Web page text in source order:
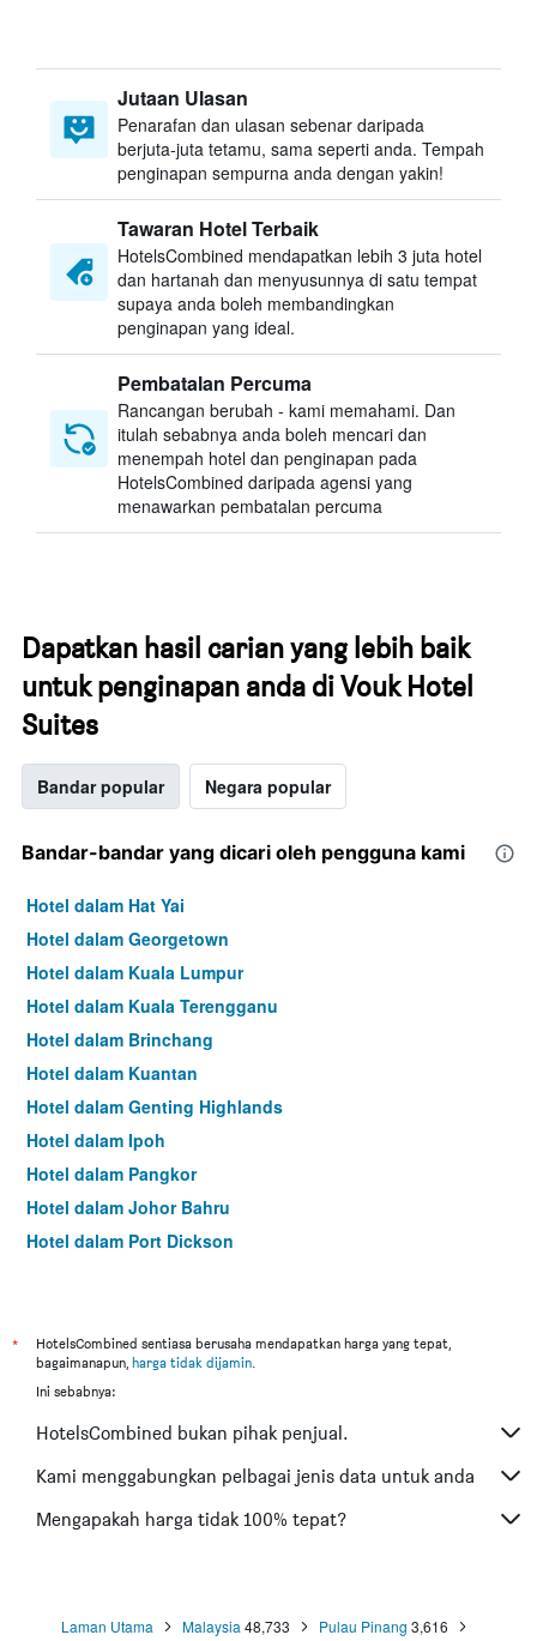
Jutaan Ulasan
Penarafan dan ulasan sebenar daripada
berjuta-juta tetamu, sama seperti anda. Tempah
penginapan sempurna anda dengan yakin!
Tawaran Hotel Terbaik
HotelsCombined mendapatkan lebih 3 juta hotel
dan hartanah dan menyusunnya di satu tempat
supaya anda boleh membandingkan
penginapan yang ideal.
Pembatalan Percuma
Rancangan berubah - kami memahami. Dan
itulah sebabnya anda boleh mencari dan
menempah hotel dan penginapan pada
HotelsCombined daripada agensi yang
menawarkan pembatalan percuma
Dapatkan hasil carian yang lebih baik
untuk penginapan anda di Vouk Hotel
Suites
Bandar popular Negara popular
Bandar-bandar yang dicari oleh pengguna kami
Hotel dalam Hat Yai
Hotel dalam Georgetown
Hotel dalam Kuala Lumpur
Hotel dalam Kuala Terengganu
Hotel dalam Brinchang
Hotel dalam Kuantan
Hotel dalam Genting Highlands
Hotel dalam Ipoh
Hotel dalam Pangkor
Hotel dalam Johor Bahru
Hotel dalam Port Dickson
*
HotelsCombined sentiasa berusaha mendapatkan harga yang tepat,
bagaimanapun, harga tidak dijamin.
Ini sebabnya:
HotelsCombined bukan pihak penjual.
Kami menggabungkan pelbagai jenis data untuk anda
Mengapakah harga tidak 100% tepat?
Laman Utama Malaysia 48,733 Pulau Pinang 3,616